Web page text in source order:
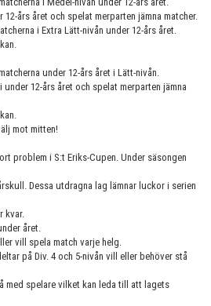
års året och spelat merparten jämna matcher.
i Extra Lätt-nivån under 12-års året.
under 12-års året i Lätt-nivån.
12-års året och spelat merparten jämna
mot mitten!
problem i S:t Eriks-Cupen. Under säsongen
Dessa utdragna lag lämnar luckor i serien
kvar.
året.
vill spela match varje helg.
på Div. 4 och 5-nivån vill eller behöver stå
med spelare vilket kan leda till att lagets